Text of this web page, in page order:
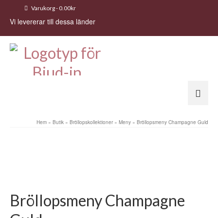
Varukorg- 0.00kr
Vi levererar till dessa länder
Hem » Butik » Bröllopskollektioner » Meny » Bröllopsmeny Champagne Guld
Bröllopsmeny Champagne